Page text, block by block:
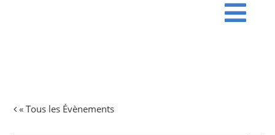
PROGRAMME
« Tous les Évènements